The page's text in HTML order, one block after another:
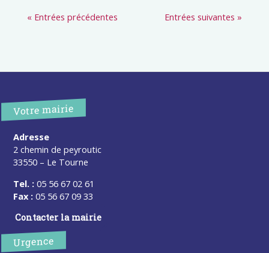
« Entrées précédentes Entrées suivantes »
Votre mairie
Adresse
2 chemin de peyroutic
33550 – Le Tourne
Tel. : 05 56 67 02 61
Fax : 05 56 67 09 33
Contacter la mairie
Urgence